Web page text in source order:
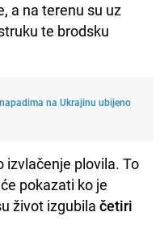
a na terenu su uz
te brodsku
na Ukrajinu ubijeno
izvlačenje plovila. To
pokazati ko je
život izgubila četiri